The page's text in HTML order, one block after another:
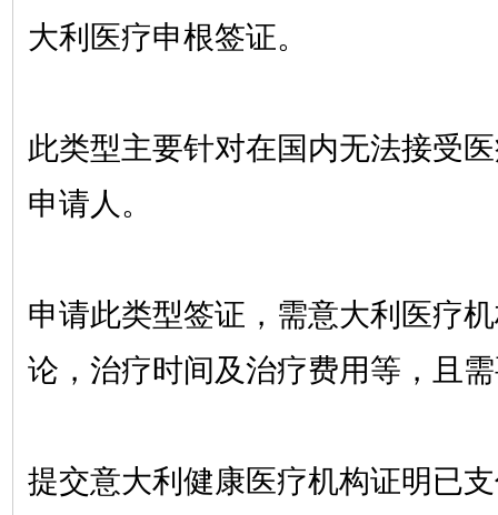
大利医疗申根签证。
此类型主要针对在国内无法接受
申请人。
申请此类型签证，需意大利医疗
论，治疗时间及治疗费用等，且
提交意大利健康医疗机构证明已